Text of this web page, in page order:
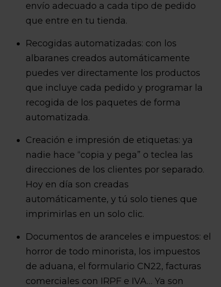
envío adecuado a cada tipo de pedido
que entre en tu tienda.
Recogidas automatizadas: con los
albaranes creados automáticamente
puedes ver directamente los productos
que incluye cada pedido y programar la
recogida de los paquetes de forma
automatizada.
Creación e impresión de etiquetas: ya
nadie hace “copia y pega” o teclea las
direcciones de los clientes por separado.
Hoy en día son creadas
automáticamente, y tú solo tienes que
imprimirlas en un solo clic.
Documentos de aranceles e impuestos: el
horror de todo minorista, los impuestos
de aduana, el formulario CN22, facturas
comerciales con IRPF e IVA… Ya son